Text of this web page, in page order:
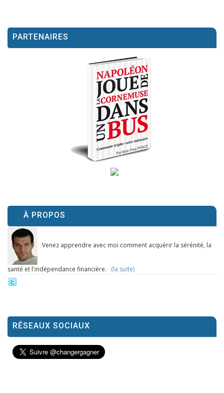
PARTENAIRES
À PROPOS
Venez apprendre avec moi comment acquérir la sérénité, la
santé et l'indépendance financière. (la suite)
RÉSEAUX SOCIAUX